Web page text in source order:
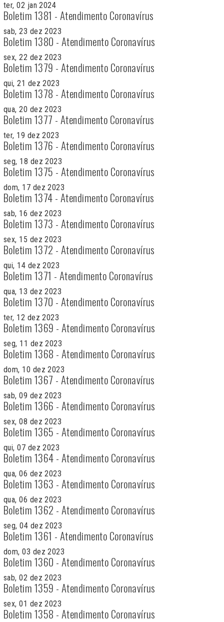
ter, 02 jan 2024
Boletim 1381 - Atendimento Coronavírus
sab, 23 dez 2023
Boletim 1380 - Atendimento Coronavírus
sex, 22 dez 2023
Boletim 1379 - Atendimento Coronavírus
qui, 21 dez 2023
Boletim 1378 - Atendimento Coronavírus
qua, 20 dez 2023
Boletim 1377 - Atendimento Coronavírus
ter, 19 dez 2023
Boletim 1376 - Atendimento Coronavírus
seg, 18 dez 2023
Boletim 1375 - Atendimento Coronavírus
dom, 17 dez 2023
Boletim 1374 - Atendimento Coronavírus
sab, 16 dez 2023
Boletim 1373 - Atendimento Coronavírus
sex, 15 dez 2023
Boletim 1372 - Atendimento Coronavírus
qui, 14 dez 2023
Boletim 1371 - Atendimento Coronavírus
qua, 13 dez 2023
Boletim 1370 - Atendimento Coronavírus
ter, 12 dez 2023
Boletim 1369 - Atendimento Coronavírus
seg, 11 dez 2023
Boletim 1368 - Atendimento Coronavírus
dom, 10 dez 2023
Boletim 1367 - Atendimento Coronavírus
sab, 09 dez 2023
Boletim 1366 - Atendimento Coronavírus
sex, 08 dez 2023
Boletim 1365 - Atendimento Coronavírus
qui, 07 dez 2023
Boletim 1364 - Atendimento Coronavírus
qua, 06 dez 2023
Boletim 1363 - Atendimento Coronavírus
qua, 06 dez 2023
Boletim 1362 - Atendimento Coronavírus
seg, 04 dez 2023
Boletim 1361 - Atendimento Coronavírus
dom, 03 dez 2023
Boletim 1360 - Atendimento Coronavírus
sab, 02 dez 2023
Boletim 1359 - Atendimento Coronavírus
sex, 01 dez 2023
Boletim 1358 - Atendimento Coronavírus